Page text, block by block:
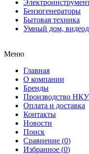
Бензогенераторы
Бытовая техника
Умный дом,
Меню
Главная
О компании
Бренды
Производство НКУ
Оплата и доставка
Контакты
Новости
Поиск
Сравнение (0)
Избранное (0)